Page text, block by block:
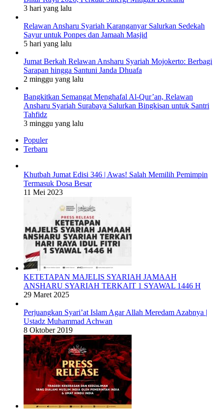
3 hari yang lalu
Relawan Ansharu Syariah Karanganyar Salurkan Sedekah
Sayur untuk Ponpes dan Jamaah Masjid
5 hari yang lalu
Jumat Berkah Relawan Ansharu Syariah Mojokerto: Berbagi
Sarapan hingga Santuni Janda Dhuafa
2 minggu yang lalu
Bangkitkan Semangat Menghafal Al-Qur’an, Relawan
Ansharu Syariah Surabaya Salurkan Bingkisan untuk Santri
Tahfidz
3 minggu yang lalu
Populer
Terbaru
Khutbah Jumat Edisi 346 | Awas! Salah Memilih Pemimpin
Termasuk Dosa Besar
11 Mei 2023
KETETAPAN MAJELIS SYARIAH JAMAAH
ANSHARU SYARIAH TERKAIT 1 SYAWAL 1446 H
29 Maret 2025
Perjuangkan Syari’at Islam Agar Allah Meredam Azabnya |
Ustadz Muhammad Achwan
8 Oktober 2019